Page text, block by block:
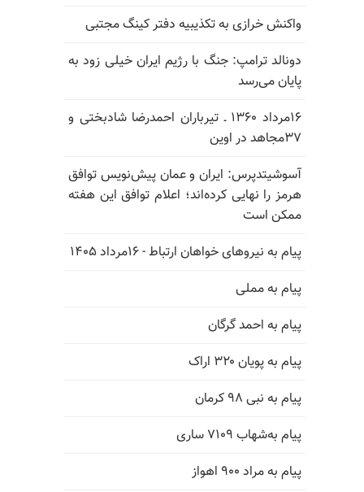
واکنش خرازی به تکذیبیه دفتر کینگ مجتبی
دونالد ترامپ: جنگ با رژیم ایران خیلی زود به
پایان می‌رسد
۱۶مرداد ۱۳۶۰ ـ تیرباران احمدرضا شادبختی و
۳۷مجاهد در اوین
آسوشیتدپرس: ایران و عمان پیش‌نویس توافق
هرمز را نهایی کرده‌اند؛ اعلام توافق این هفته
ممکن است
پیام به نیروهای خواهان ارتباط - ۱۶مرداد ۱۴۰۵
پیام به مملی
پیام به احمد گرگان
پیام به پویان ۳۲۰ اراک
پیام به نبی ۹۸ کرمان
پیام به‌شهاب ۷۱۰۹ ساری
پیام به مراد ۹۰۰ اهواز